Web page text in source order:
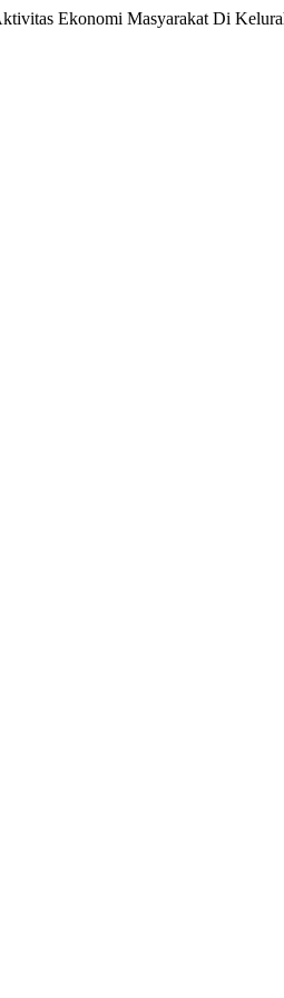
Ekonomi Masyarakat Di